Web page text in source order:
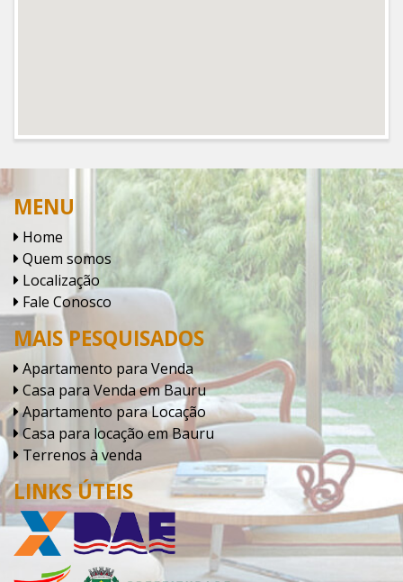
MENU
Home
Quem somos
Localização
Fale Conosco
MAIS PESQUISADOS
Apartamento para Venda
Casa para Venda em Bauru
Apartamento para Locação
Casa para locação em Bauru
Terrenos à venda
LINKS ÚTEIS